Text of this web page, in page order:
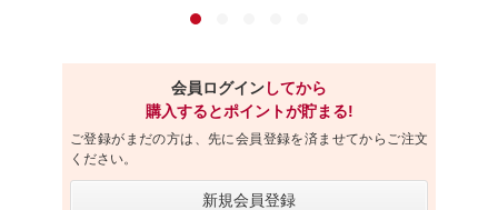
会員ログインしてから
購入するとポイントが貯まる!
ご登録がまだの方は、先に会員登録を済ませてからご注文
ください。
新規会員登録